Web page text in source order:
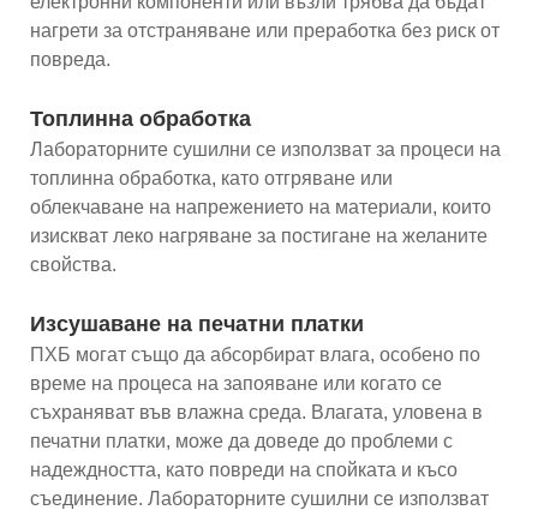
нагрети за отстраняване или преработка без риск от
повреда.
Топлинна обработка
Лабораторните сушилни се използват за процеси на
топлинна обработка, като отгряване или
облекчаване на напрежението на материали, които
изискват леко нагряване за постигане на желаните
свойства.
Изсушаване на печатни платки
ПХБ могат също да абсорбират влага, особено по
време на процеса на запояване или когато се
съхраняват във влажна среда. Влагата, уловена в
печатни платки, може да доведе до проблеми с
надеждността, като повреди на спойката и късо
съединение. Лабораторните сушилни се използват